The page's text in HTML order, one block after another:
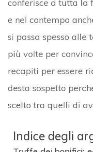
conferisce a tutta la
e nel contempo
si passa spesso alle
più volte per
recapiti per essere
desta sospetto
scelto tra quelli di
Indice degli